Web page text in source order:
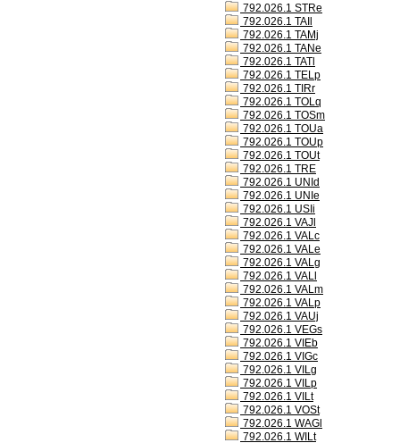
792.026.1 STRe
792.026.1 TAIl
792.026.1 TAMj
792.026.1 TANe
792.026.1 TATl
792.026.1 TELp
792.026.1 TIRr
792.026.1 TOLq
792.026.1 TOSm
792.026.1 TOUa
792.026.1 TOUp
792.026.1 TOUt
792.026.1 TRE
792.026.1 UNId
792.026.1 UNIe
792.026.1 USIi
792.026.1 VAJl
792.026.1 VALc
792.026.1 VALe
792.026.1 VALg
792.026.1 VALl
792.026.1 VALm
792.026.1 VALp
792.026.1 VAUj
792.026.1 VEGs
792.026.1 VIEb
792.026.1 VIGc
792.026.1 VILg
792.026.1 VILp
792.026.1 VILt
792.026.1 VOSt
792.026.1 WAGl
792.026.1 WILt